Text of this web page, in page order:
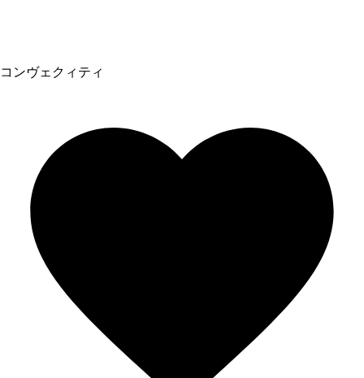
コンヴェクィティ